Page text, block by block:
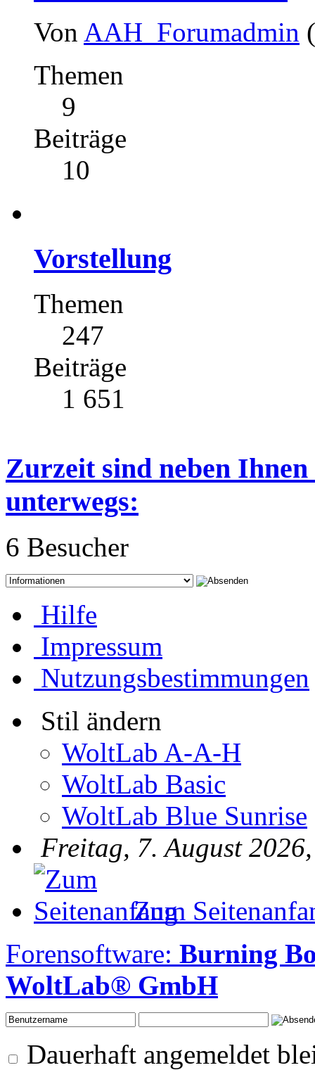
Von AAH_Forumadmin
Themen
9
Beiträge
10
Vorstellung
Themen
247
Beiträge
1 651
Zurzeit sind neben
unterwegs:
6 Besucher
Hilfe
Impressum
Nutzungsbestimmungen
Stil ändern
WoltLab A-A-H
WoltLab Basic
WoltLab Blue Sunrise
Freitag, 7. August
Zum
Forensoftware: Burning
WoltLab® GmbH
Dauerhaft angemeldet